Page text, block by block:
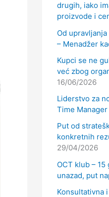
drugih, iako
proizvode i
Od
– Menadžer
Kupci se ne
već zbog
16/06/2026
Liderstvo za
Time Manager
Put od
konkretnih
29/04/2026
OCT klub – 15
unazad, put
Konsultativna